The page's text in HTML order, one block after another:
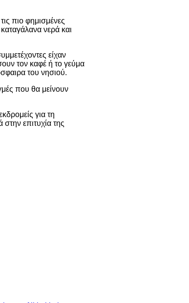
πιο φημισμένες
νερά και
είχαν
τον καφέ ή το γεύμα
του νησιού.
που θα μείνουν
για τη
επιτυχία της